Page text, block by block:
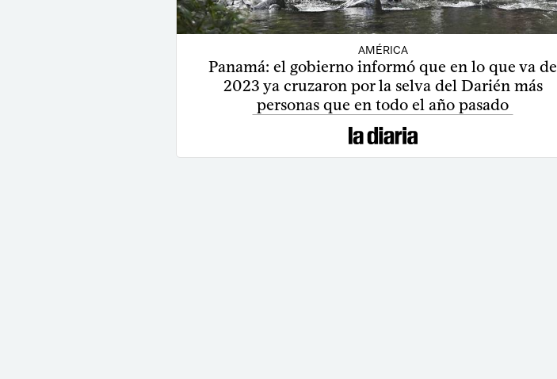
AMÉRICA
Panamá: el gobierno informó que en lo que va de
2023 ya cruzaron por la selva del Darién más
personas que en todo el año pasado